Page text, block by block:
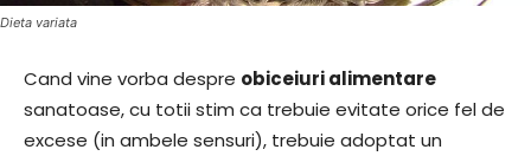
Dieta variata
Cand vine vorba despre obiceiuri alimentare
sanatoase, cu totii stim ca trebuie evitate orice fel de
excese (in ambele sensuri), trebuie adoptat un